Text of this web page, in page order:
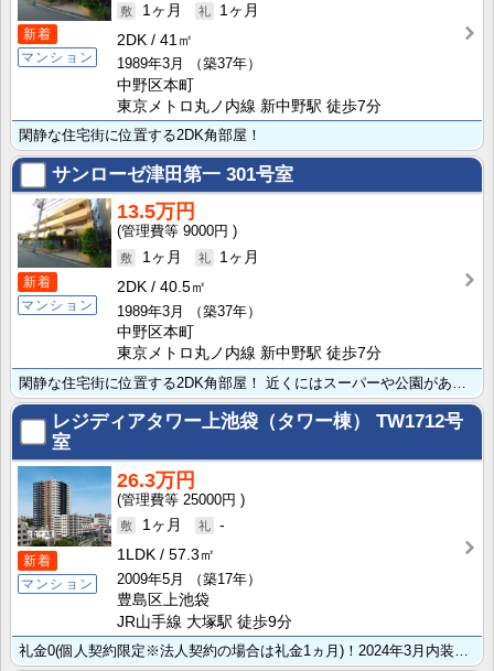
新着
マンション
1ヶ月
1ヶ月
2DK
41㎡
1989年3月
（築37年）
中野区本町
東京メトロ丸ノ内線 新中野駅 徒歩7分
閑静な住宅街に位置する2DK角部屋！
サンローゼ津田第一 301号室
新着
マンション
13.5万円
9000円
1ヶ月
1ヶ月
2DK
40.5㎡
1989年3月
（築37年）
中野区本町
東京メトロ丸ノ内線 新中野駅 徒歩7分
レジディアタワー上池袋（タワー棟）
TW1712号
室
新着
マンション
26.3万円
25000円
1ヶ月
-
1LDK
57.3㎡
2009年5月
（築17年）
豊島区上池袋
JR山手線 大塚駅 徒歩9分